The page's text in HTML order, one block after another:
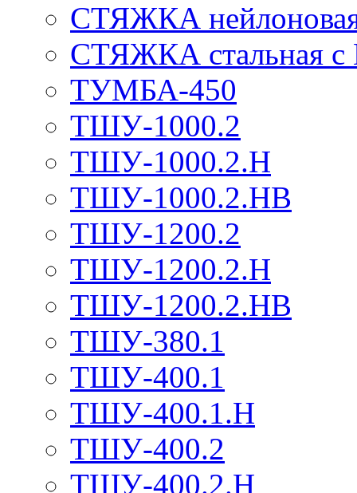
СТЯЖКА нейлоновая
СТЯЖКА стальная
ТУМБА-450
ТШУ-1000.2
ТШУ-1000.2.Н
ТШУ-1000.2.НВ
ТШУ-1200.2
ТШУ-1200.2.Н
ТШУ-1200.2.НВ
ТШУ-380.1
ТШУ-400.1
ТШУ-400.1.Н
ТШУ-400.2
ТШУ-400.2.Н